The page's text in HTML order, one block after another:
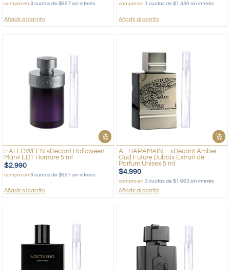
compra en3 cuotas de $997 sin interés
Añadir al carrito
compra en 3 cuotas de $1.330 sin interés
Añadir al carrito
HALLOWEEN «Decant Halloween
Man» EDT Hombre 5 ml
$2.990
compra en3 cuotas de $997 sin interés
Añadir al carrito
AL HARAMAIN – «Decant Amber
Oud Future Dubai» Extrait de
Parfum Unisex 5 ml
$4.990
compra en 3 cuotas de $1.663 sin interés
Añadir al carrito